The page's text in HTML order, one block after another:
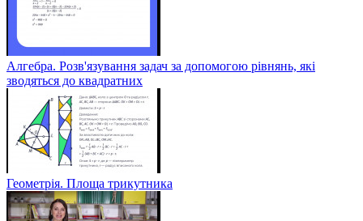
Алгебра. Розв'язування задач за допомогою рівнянь, які
зводяться до квадратних
Геометрія. Площа трикутника